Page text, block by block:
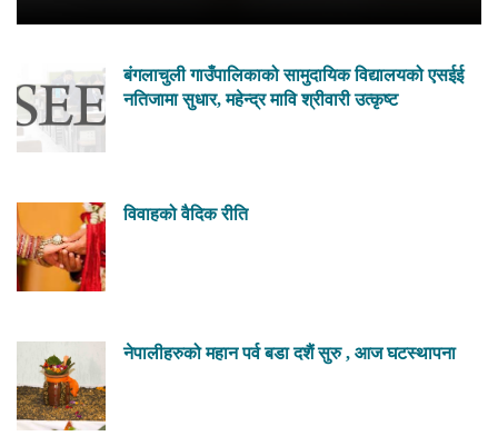
बंगलाचुली गाउँपालिकाको सामुदायिक विद्यालयको एसईई
नतिजामा सुधार, महेन्द्र मावि श्रीवारी उत्कृष्ट
विवाहको वैदिक रीति
नेपालीहरुको महान पर्व बडा दशैं सुरु , आज घटस्थापना